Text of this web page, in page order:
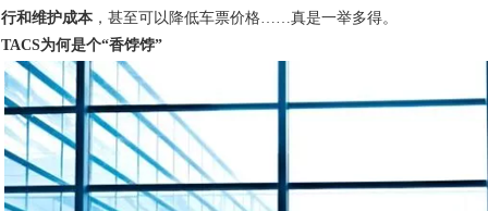
行和维护成本 ，甚至可以降低车票价格……真是一举多得。
TACS为何是个“香饽饽”